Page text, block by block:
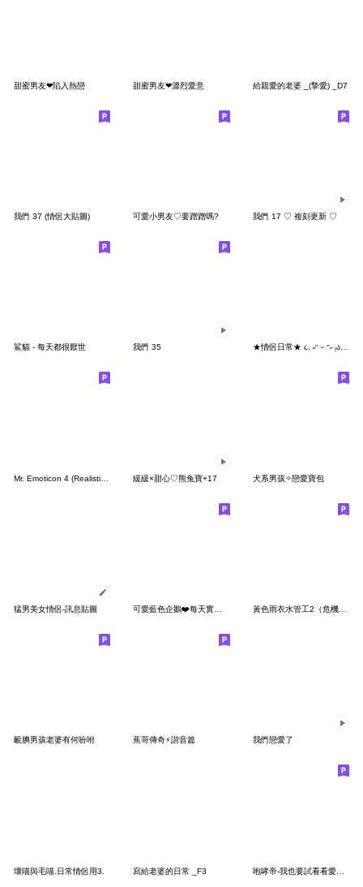
甜蜜男友❤陷入熱戀 甜蜜男友❤濃烈愛意 給親愛的老婆 _(摯愛) _D7
我們 37 (情侶大貼圖) 可愛小男友♡要蹭蹭嗎? 我們 17 ♡ 複刻更新 ♡
鯊貓 - 每天都很厭世 我們 35 ★情侶日常★ ૮₍ ˶ᵔ ᵕ ᵔ˶ ₎ა你壞壞
緩緩×甜心♡熊兔寶+17 犬系男孩✧戀愛寶包
猛男美女情侶-訊息貼圖 黃色雨衣水管工2（危機處理）
靦腆男孩老婆有何吩咐 蕉哥傳奇⚡️諧音篇 我們戀愛了
壞喵與毛喵.日常情侶用3. 寫給老婆的日常 _F3 咆哮帝-我也要試看看愛老婆的老公專用版